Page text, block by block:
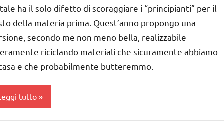
GLI
ha il solo difetto di scoraggiare i “principianti” per il
della materia prima. Quest’anno propongo una
secondo me non meno bella, realizzabile
riciclando materiali che sicuramente abbiamo
e che probabilmente butteremmo.
tutto